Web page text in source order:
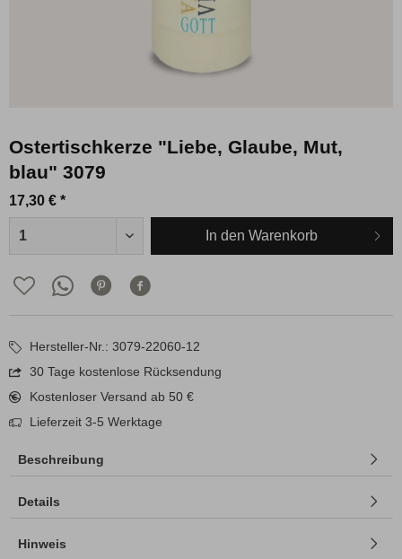
Ostertischkerze "Liebe, Glaube, Mut,
blau" 3079
17,30 € *
In den Warenkorb
Hersteller-Nr.: 3079-22060-12
30 Tage kostenlose Rücksendung
Kostenloser Versand ab 50 €
Lieferzeit 3-5 Werktage
Beschreibung
Details
Hinweis